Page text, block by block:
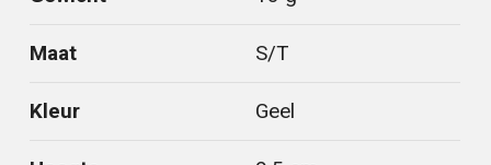
Maat S/T
Kleur Geel